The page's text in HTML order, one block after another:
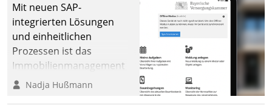
Mit neuen SAP-
integrierten Lösungen
und einheitlichen
Prozessen ist das
Immobilienmanagement
der Bayerischen
Nadja Hußmann